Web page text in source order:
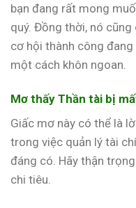
bạn đang rất mong
quý. Đồng thời, nó
cơ hội thành công
một cách khôn ngoan.
Mơ thấy Thần tài bị
Giấc mơ này có thể là
trong việc quản lý tài
đáng có. Hãy thận
chi tiêu.